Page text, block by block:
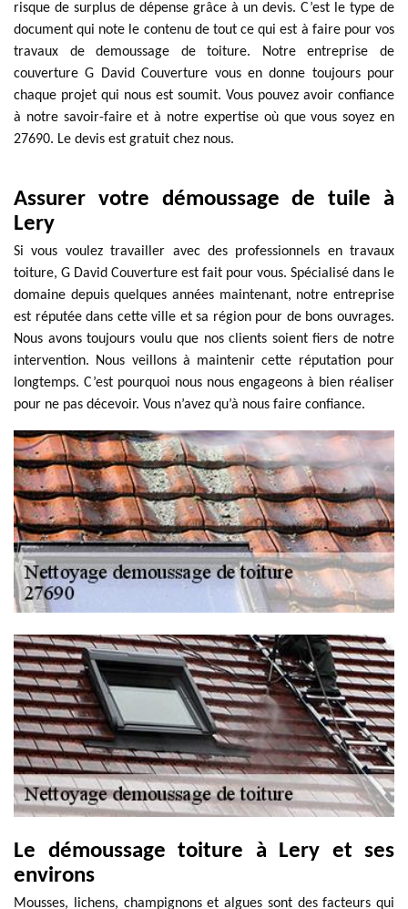
risque de surplus de dépense grâce à un devis. C’est le type de
document qui note le contenu de tout ce qui est à faire pour vos
travaux de demoussage de toiture. Notre entreprise de
couverture G David Couverture vous en donne toujours pour
chaque projet qui nous est soumit. Vous pouvez avoir confiance
à notre savoir-faire et à notre expertise où que vous soyez en
27690. Le devis est gratuit chez nous.
Assurer votre démoussage de tuile à
Lery
Si vous voulez travailler avec des professionnels en travaux
toiture, G David Couverture est fait pour vous. Spécialisé dans le
domaine depuis quelques années maintenant, notre entreprise
est réputée dans cette ville et sa région pour de bons ouvrages.
Nous avons toujours voulu que nos clients soient fiers de notre
intervention. Nous veillons à maintenir cette réputation pour
longtemps. C’est pourquoi nous nous engageons à bien réaliser
pour ne pas décevoir. Vous n’avez qu’à nous faire confiance.
Le démoussage toiture à Lery et ses
environs
Mousses, lichens, champignons et algues sont des facteurs qui